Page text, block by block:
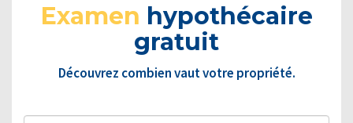
Examen hypothécaire
gratuit
Découvrez combien vaut votre propriété.